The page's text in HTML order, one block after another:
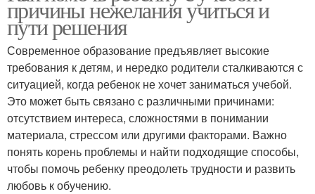
причины нежелания учиться и
пути решения
Современное образование предъявляет высокие
требования к детям, и нередко родители сталкиваются с
ситуацией, когда ребенок не хочет заниматься учебой.
Это может быть связано с различными причинами:
отсутствием интереса, сложностями в понимании
материала, стрессом или другими факторами. Важно
понять корень проблемы и найти подходящие способы,
чтобы помочь ребенку преодолеть трудности и развить
любовь к обучению.